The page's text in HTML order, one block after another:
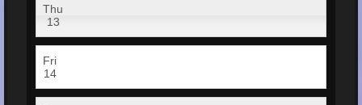
Thu
13
Fri
14